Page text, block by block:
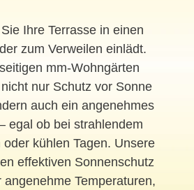
Ihre Terrasse in einen
zum Verweilen einlädt.
mm-Wohngärten
nur Schutz vor Sonne
auch ein angenehmes
egal ob bei strahlendem
kühlen Tagen. Unsere
effektiven Sonnenschutz
angenehme Temperaturen,